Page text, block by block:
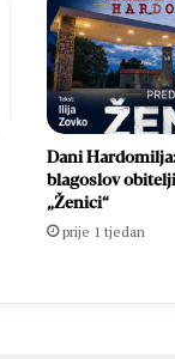
Dani
blagoslov
„Ženici“
prije 1 tjedan